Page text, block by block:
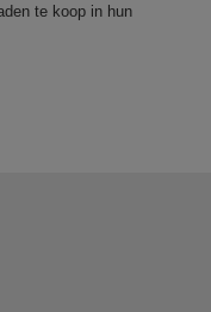
te koop in hun